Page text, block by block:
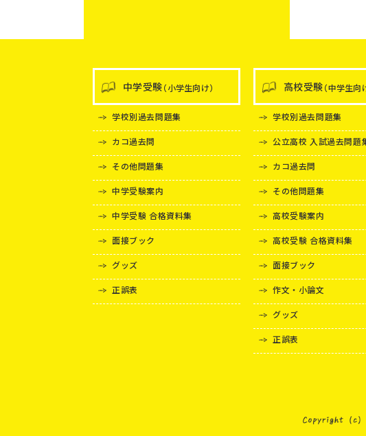
中学受験（小学生向け）
学校別過去問題集
カコ過去問
その他問題集
中学受験案内
中学受験 合格資料集
面接ブック
グッズ
正誤表
高校受験（中学生向
学校別過去問題集
公立高校 入試過去問題
カコ過去問
その他問題集
高校受験案内
高校受験 合格資料集
面接ブック
作文・小論文
グッズ
正誤表